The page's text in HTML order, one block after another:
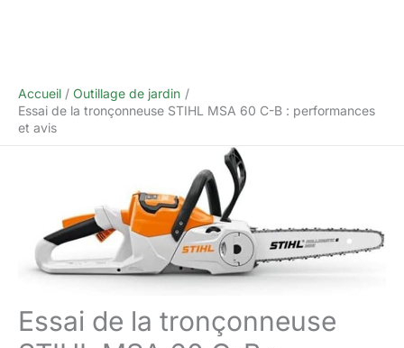
Accueil
Outillage de jardin
Essai de la tronçonneuse STIHL MSA 60 C-B : performances
et avis
Essai de la tronçonneuse